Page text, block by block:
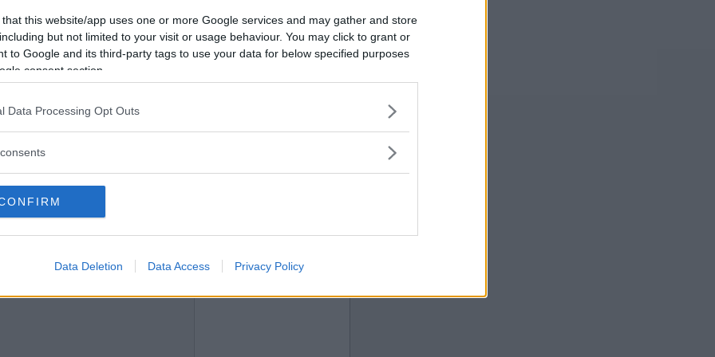
that this website/app uses one or more Google services and may gather and store
but not limited to your visit or usage behaviour. You may click to grant or
to Google and its third-party tags to use your data for below specified purposes
consent section.
Data Processing Opt Outs
Data Deletion Data Access Privacy Policy
fick i födelsedagspresent av din man?
ni gifte er?
har varit otrogen?
Vill du bli
medlem?